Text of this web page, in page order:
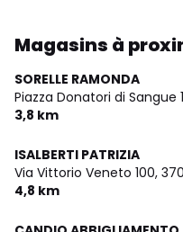
Magasins à
SORELLE RAMONDA
Piazza Donatori di Sangue
3,8 km
ISALBERTI PATRIZIA
Via Vittorio Veneto 100,
4,8 km